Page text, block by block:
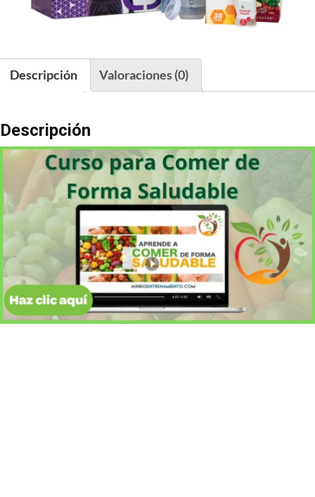
Descripción Valoraciones (0)
Descripción